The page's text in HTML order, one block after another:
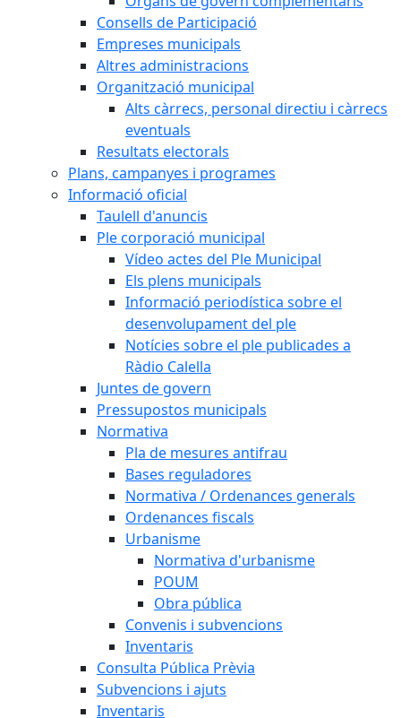
Consells de Participació
Empreses municipals
Altres administracions
Organització municipal
Alts càrrecs, personal directiu i càrrecs
eventuals
Resultats electorals
Plans, campanyes i programes
Informació oficial
Taulell d'anuncis
Ple corporació municipal
Vídeo actes del Ple Municipal
Els plens municipals
Informació periodística sobre el
desenvolupament del ple
Notícies sobre el ple publicades a
Ràdio Calella
Juntes de govern
Pressupostos municipals
Normativa
Pla de mesures antifrau
Bases reguladores
Normativa / Ordenances generals
Ordenances fiscals
Urbanisme
Normativa d'urbanisme
POUM
Obra pública
Convenis i subvencions
Inventaris
Consulta Pública Prèvia
Subvencions i ajuts
Inventaris